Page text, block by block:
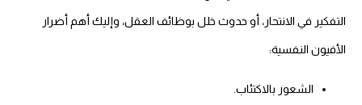
التفكير في الانتحار، أو حدوث خلل بوظائف العقل، وإليك أهم أضرار
الأفيون النفسية:
الشعور بالاكتئاب.